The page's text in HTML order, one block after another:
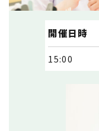
開催日時
15:00